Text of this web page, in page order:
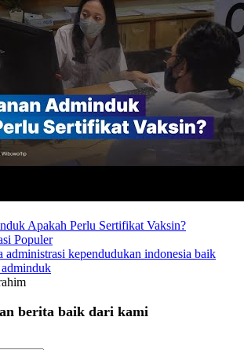
Apakah Perlu Sertifikat Vaksin?
Populer
administrasi kependudukan indonesia baik
berita baik dari kami